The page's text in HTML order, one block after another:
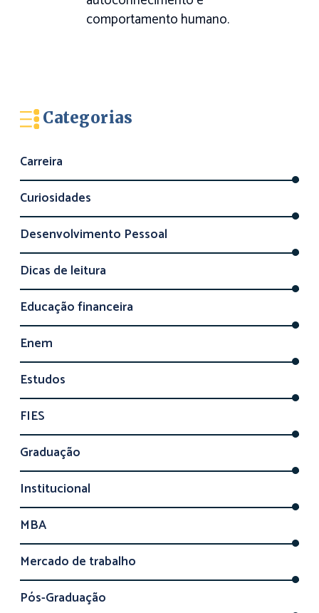
comportamento humano.
Categorias
Carreira
Curiosidades
Desenvolvimento Pessoal
Dicas de leitura
Educação financeira
Enem
Estudos
FIES
Graduação
Institucional
MBA
Mercado de trabalho
Pós-Graduação